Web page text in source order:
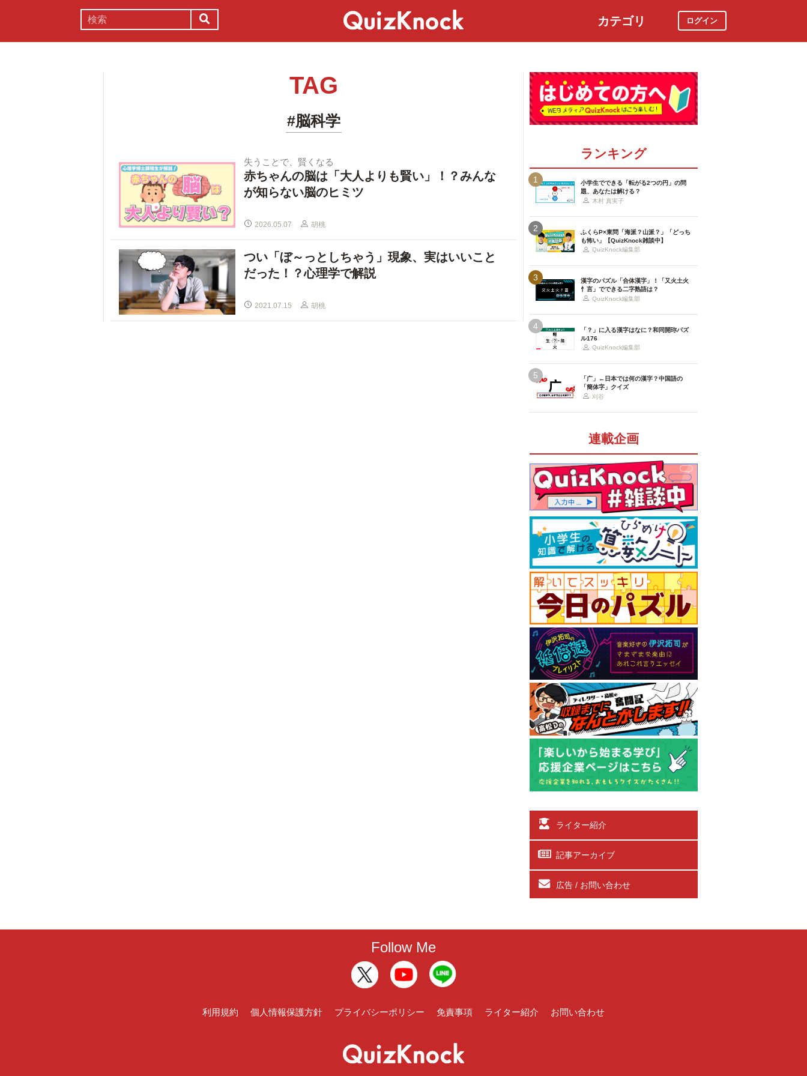
カテゴリ ログイン
TAG
#脳科学
失うことで、賢くなる
赤ちゃんの脳は「大人よりも賢い」！？みんな
が知らない脳のヒミツ
2026.05.07 胡桃
つい「ぼ～っとしちゃう」現象、実はいいこと
だった！？心理学で解説
2021.07.15 胡桃
ランキング
1
小学生でできる「転がる2つの円」の問
題、あなたは解ける？
木村 真実子
2
ふくらP×東問「海派？山派？」「どっち
も怖い」【QuizKnock雑談中】
QuizKnock編集部
3
漢字のパズル「合体漢字」！「又火土火
忄言」でできる二字熟語は？
QuizKnock編集部
4
「？」に入る漢字はなに？和同開珎パズ
ル176
QuizKnock編集部
5
「广」←日本では何の漢字？中国語の
「簡体字」クイズ
刈谷
連載企画
ライター紹介
記事アーカイブ
広告 / お問い合わせ
Follow Me
利用規約 個人情報保護方針 プライバシーポリシー 免責事項 ライター紹介 お問い合わせ